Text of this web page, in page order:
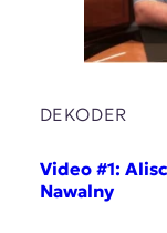
DEKODER
Video #1:
Nawalny